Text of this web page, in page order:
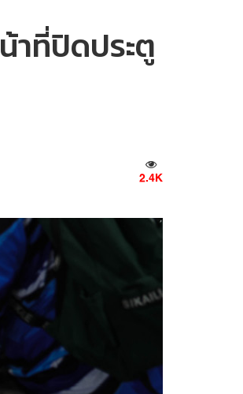
าที่ปิดประตู
2.4K